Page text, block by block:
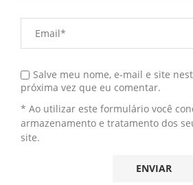
Salve meu nome, e-mail e site
próxima vez que eu comentar.
* Ao utilizar este formulário você
armazenamento e tratamento dos
site.